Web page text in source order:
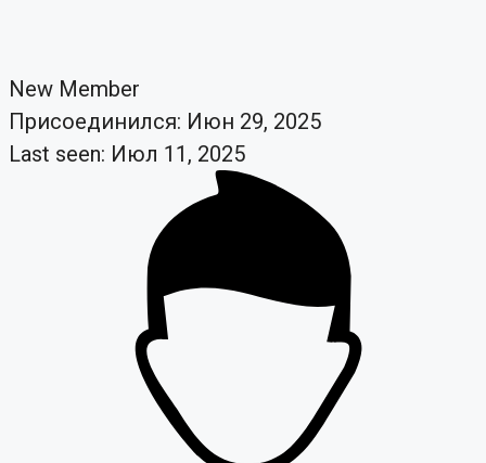
New Member
Присоединился: Июн 29, 2025
Last seen: Июл 11, 2025